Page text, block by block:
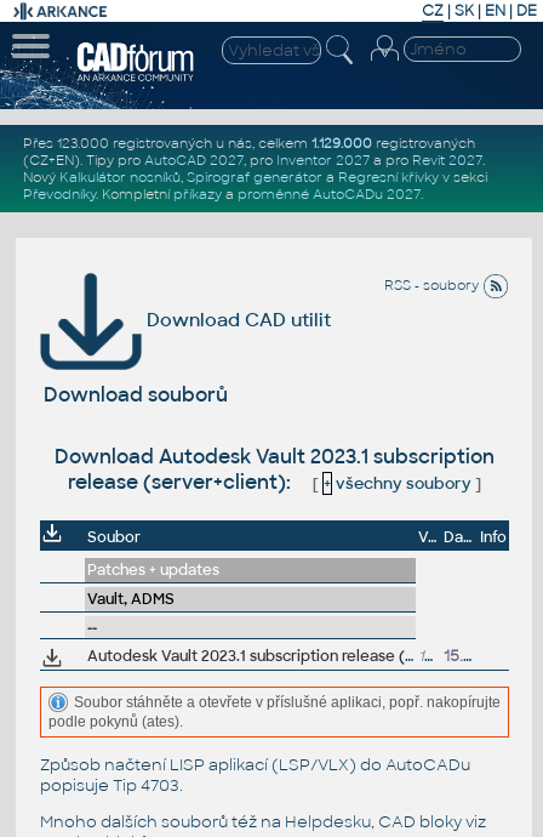
CZ | SK| EN | DE
Přes 123.000 registrovaných u nás, celkem 1.129.000registrovaných
(CZ+EN). Tipy pro AutoCAD 2027, pro Inventor 2027a pro Revit 2027.
Nový Kalkulátor nosníků, Spirograf generátor a Regresní křivkyv sekci
Převodníky. Kompletní příkazya proměnné AutoCADu 2027.
RSS - soubory
Download CAD utilit
Download souborů
Download Autodesk Vault 2023.1 subscription
release (server+client):
[ + všechny soubory]
Soubor Velikost Datum Info
Patches + updates
Vault, ADMS
--
Autodesk Vault 2023.1 subscription release (server+client) 155MB 15.7.2022
Soubor stáhněte a otevřete v příslušné aplikaci, popř. nakopírujte
podle pokynů (ates).
Způsob načtení LISP aplikací (LSP/VLX) do AutoCADu
popisuje Tip 4703.
Mnoho dalších souborů též na Helpdesku, CAD bloky viz